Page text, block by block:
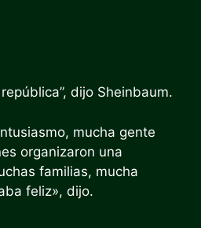
dijo Sheinbaum.
mucha gente
organizaron una
familias, mucha
feliz», dijo.